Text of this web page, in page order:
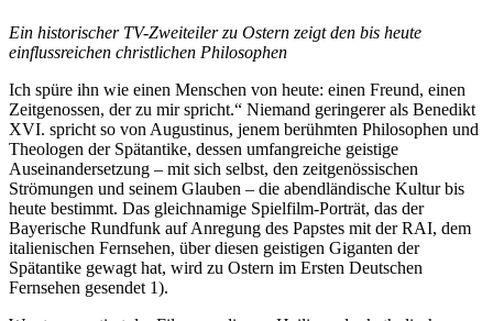
Ein historischer TV-Zweiteiler zu Ostern zeigt den bis heute
einflussreichen christlichen Philosophen
Ich spüre ihn wie einen Menschen von heute: einen Freund, einen
Zeitgenossen, der zu mir spricht.“ Niemand geringerer als Benedikt
XVI. spricht so von Augustinus, jenem berühmten Philosophen und
Theologen der Spätantike, dessen umfangreiche geistige
Auseinandersetzung – mit sich selbst, den zeitgenössischen
Strömungen und seinem Glauben – die abendländische Kultur bis
heute bestimmt. Das gleichnamige Spielfilm-Porträt, das der
Bayerische Rundfunk auf Anregung des Papstes mit der RAI, dem
italienischen Fernsehen, über diesen geistigen Giganten der
Spätantike gewagt hat, wird zu Ostern im Ersten Deutschen
Fernsehen gesendet 1).